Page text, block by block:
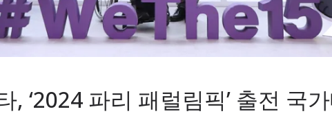
, ‘2024 파리 패럴림픽’ 출전 국